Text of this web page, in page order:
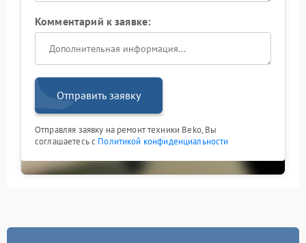
Комментарий к заявке:
Отправить заявку
Отправляя заявку на ремонт техники Beko, Вы
соглашаетесь с Политикой конфиденциальности